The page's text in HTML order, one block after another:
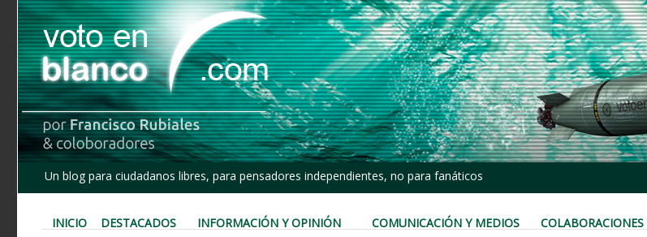
Un blog para ciudadanos libres, para pensadores independientes, no para fanáticos
INICIO DESTACADOS INFORMACIÓN Y OPINIÓN COMUNICACIÓN Y MEDIOS COLABORACIONES